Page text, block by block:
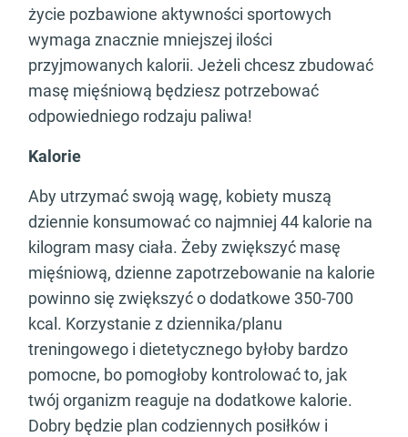
życie pozbawione aktywności sportowych
wymaga znacznie mniejszej ilości
przyjmowanych kalorii. Jeżeli chcesz zbudować
masę mięśniową będziesz potrzebować
odpowiedniego rodzaju paliwa!
Kalorie
Aby utrzymać swoją wagę, kobiety muszą
dziennie konsumować co najmniej 44 kalorie na
kilogram masy ciała. Żeby zwiększyć masę
mięśniową, dzienne zapotrzebowanie na kalorie
powinno się zwiększyć o dodatkowe 350-700
kcal. Korzystanie z dziennika/planu
treningowego i dietetycznego byłoby bardzo
pomocne, bo pomogłoby kontrolować to, jak
twój organizm reaguje na dodatkowe kalorie.
Dobry będzie plan codziennych posiłków i